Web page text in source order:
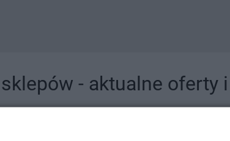
- aktualne oferty
należące do lokalnych sieci oraz duże, znane super- i